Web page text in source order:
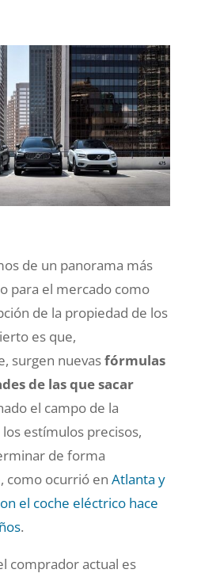
de un panorama más
para el mercado como
de la propiedad de los
es que,
surgen nuevasfórmulas
de las que sacar
el campo de la
estímulos precisos,
de forma
como ocurrió en Atlanta y
el coche eléctrico hace
.
comprador actual es